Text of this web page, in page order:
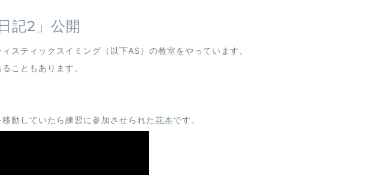
記2」公開
スティックスイミング（以下AS）の教室をやっています。
こともあります。
動していたら練習に参加させられた花本です。